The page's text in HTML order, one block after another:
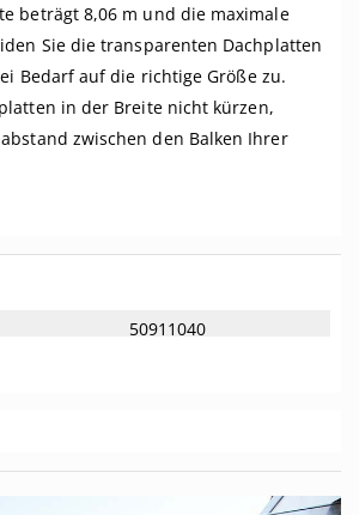
beträgt 8,06 m und die maximale
Sie die transparenten Dachplatten
Bedarf auf die richtige Größe zu.
in der Breite nicht kürzen,
zwischen den Balken Ihrer
geliefert. Der
beträgt 8 Grad. Tipp! Die Breite
Oberprofile beträgt 65 mm.
Sie suchen? Hier können Sie ein
Maß
50911040
2.5